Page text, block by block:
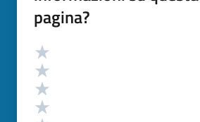
pagina?
Valutazione